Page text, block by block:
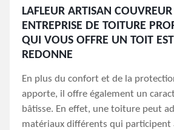
LAFLEUR ARTISAN
ENTREPRISE DE TOITURE
QUI VOUS OFFRE UN TOIT
REDONNE
En plus du confort et de la
apporte, il offre également un
bâtisse. En effet, une toiture peut
matériaux différents qui participent